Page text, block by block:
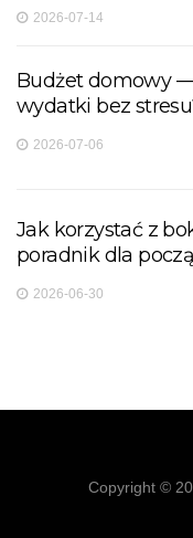
2026-07-14
Budżet domowy
wydatki bez
2026-07-06
Jak korzystać z
poradnik dla
2026-06-30
Copyright ©